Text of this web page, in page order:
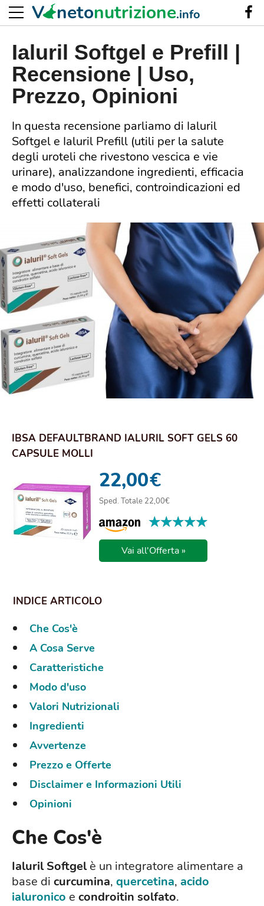
Ialuril Softgel e Prefill |
Recensione | Uso,
Prezzo, Opinioni
In questa recensione parliamo di Ialuril
Softgel e Ialuril Prefill (utili per la salute
degli uroteli che rivestono vescica e vie
urinare), analizzandone ingredienti, efficacia
e modo d'uso, benefici, controindicazioni ed
effetti collaterali
IBSA DEFAULTBRAND IALURIL SOFT GELS 60
CAPSULE MOLLI
22,00€
Sped. Totale 22,00€
★★★★★
★★★★★
Vai all'Offerta »
Che Cos'è
A Cosa Serve
Caratteristiche
Modo d'uso
Valori Nutrizionali
Ingredienti
Avvertenze
Prezzo e Offerte
Disclaimer e Informazioni Utili
Opinioni
Che Cos'è
Ialuril Softgelè un integratore alimentare a
base di curcumina, quercetina, acido
ialuronico e condroitin solfato.
V netonutrizione.info